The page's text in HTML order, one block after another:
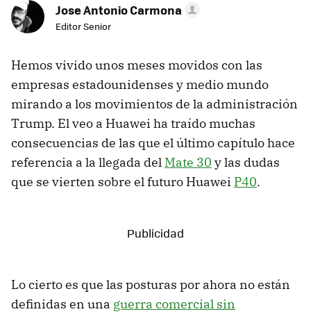
Jose Antonio Carmona
Editor Senior
Hemos vivido unos meses movidos con las
empresas estadounidenses y medio mundo
mirando a los movimientos de la administración
Trump. El veo a Huawei ha traído muchas
consecuencias de las que el último capítulo hace
referencia a la llegada del Mate 30 y las dudas
que se vierten sobre el futuro Huawei P40.
Lo cierto es que las posturas por ahora no están
definidas en una guerra comercial sin